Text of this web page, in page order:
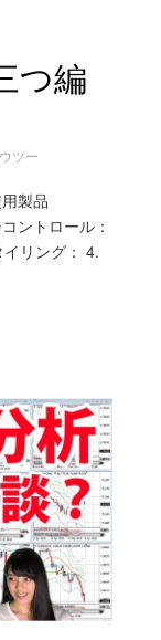
つ編
ツー
製品
ントロール：
リング： 4.